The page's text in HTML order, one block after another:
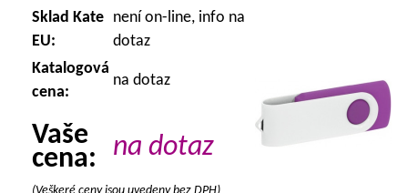
Sklad Kate
EU:
není on-line, info na
dotaz
Katalogová
cena:
na dotaz
Vaše
cena:
na dotaz